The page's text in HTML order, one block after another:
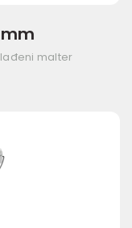
mm
malter